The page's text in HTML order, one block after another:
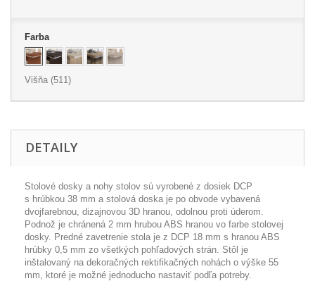
Farba
Višňa (511)
DETAILY
Stolové dosky a nohy stolov sú vyrobené z dosiek DCP
s hrúbkou 38 mm a stolová doska je po obvode vybavená
dvojfarebnou, dizajnovou 3D hranou, odolnou proti úderom.
Podnož je chránená 2 mm hrubou ABS hranou vo farbe stolovej
dosky. Predné zavetrenie stola je z DCP 18 mm s hranou ABS
hrúbky 0,5 mm zo všetkých pohľadových strán. Stôl je
inštalovaný na dekoračných rektifikačných nohách o výške 55
mm, ktoré je možné jednoducho nastaviť podľa potreby.